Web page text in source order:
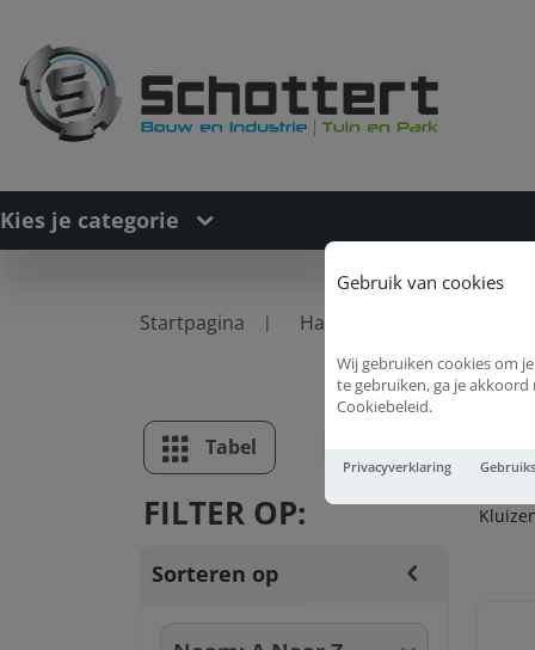
Gebruik van cookies
Wij gebruiken cookies om
te gebruiken, ga je
Cookiebeleid.
Privacyverklaring
Kies je categorie
Startpagina Hang- en Sluitwerk
Tabel Lijst
FILTER OP:
Sorteren op